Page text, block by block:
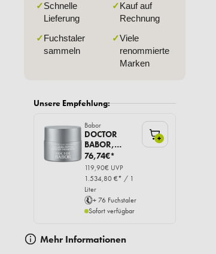
✓Schnelle
Lieferung
✓Kauf auf
Rechnung
✓Fuchstaler
sammeln
✓Viele
renommierte
Marken
Unsere Empfehlung:
Babor
DOCTOR
BABOR,
Collagen-
Peptide
Booster
Cream rich,
50ml
76,74€*
119,90€ UVP
1.534,80 €* / 1
Liter
+ 76 Fuchstaler
Sofort verfügbar
+
Mehr Informationen